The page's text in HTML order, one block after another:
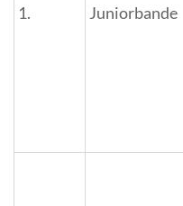
1. Juniorbande